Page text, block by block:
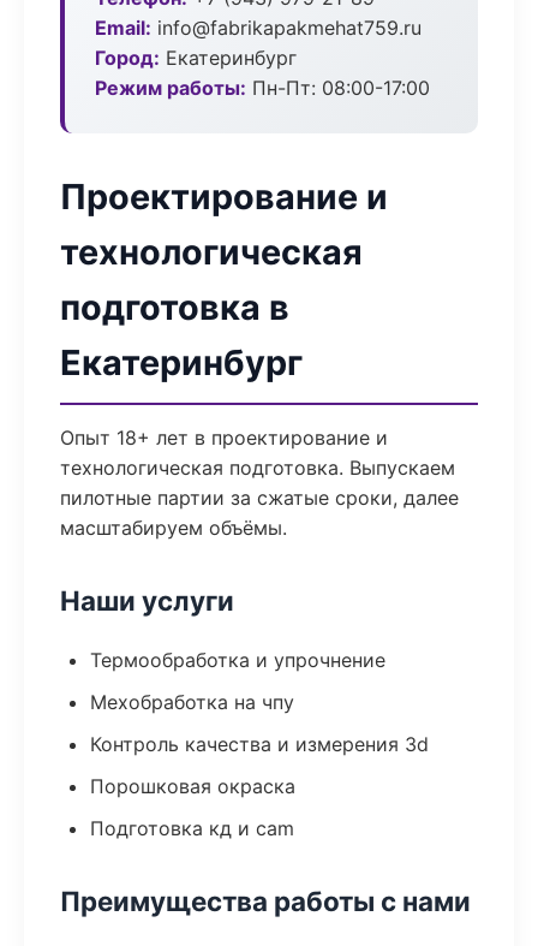
Email: info@fabrikapakmehat759.ru
Город: Екатеринбург
Режим работы: Пн-Пт: 08:00-17:00
Проектирование и
технологическая
подготовка в
Екатеринбург
Опыт 18+ лет в проектирование и
технологическая подготовка. Выпускаем
пилотные партии за сжатые сроки, далее
масштабируем объёмы.
Наши услуги
Термообработка и упрочнение
Мехобработка на чпу
Контроль качества и измерения 3d
Порошковая окраска
Подготовка кд и cam
Преимущества работы с нами